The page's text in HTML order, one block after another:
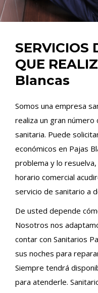
SERVICIOS
QUE
Blancas
Somos una empresa
realiza un gran
sanitaria. Puede
económicos en Pajas
problema y lo
horario comercial
servicio de sanitario a
De usted depende
Nosotros nos
contar con Sanitarios
sus noches para
Siempre tendrá
para atenderle.